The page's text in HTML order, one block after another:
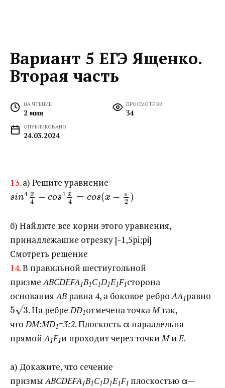
Вариант 5 ЕГЭ Ященко.
Вторая часть
НА ЧТЕНИЕ
2 мин
ПРОСМОТРОВ
34
ОПУБЛИКОВАНО
24.03.2024
13. а) Решите уравнение ​
sin4 x
4 − cos4 x
4 = cos(x − π
2 )
б) Найдите все корни этого уравнения,
принадлежащие отрезку [-1,5pi;pi]
Смотреть решение
14.В правильной шестиугольной
призмеABCDEFA1B1C1D1E1F1сторона
основанияАВравна 4, а боковое реброАА1равно ​
5
3
–
√ . На ребреDD1отмечена точкаМтак,
чтоDM:MD1=3:2. Плоскость α параллельна
прямойA1F1и проходит через точкиМиЕ.
а) Докажите, что сечение
призмыABCDEFA1B1C1D1E1F1 плоскостью α—